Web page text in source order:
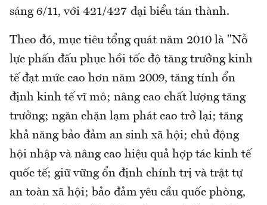
sáng 6/11, với 421/427 đại biểu tán thành.
Theo đó, mục tiêu tổng quát năm 2010 là "Nỗ
lực phấn đấu phục hồi tốc độ tăng trưởng kinh
tế đạt mức cao hơn năm 2009, tăng tính ổn
định kinh tế vĩ mô; nâng cao chất lượng tăng
trưởng; ngăn chặn lạm phát cao trở lại; tăng
khả năng bảo đảm an sinh xã hội; chủ động
hội nhập và nâng cao hiệu quả hợp tác kinh tế
quốc tế; giữ vững ổn định chính trị và trật tự
an toàn xã hội; bảo đảm yêu cầu quốc phòng,